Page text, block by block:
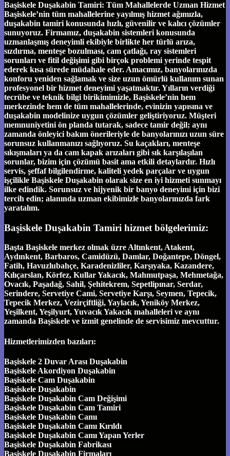
Başiskele Duşakabin Tamiri: Tüm Mahallelerde Uzman Hizmet
Başiskele’nin tüm mahallelerine yayılmış hizmet ağımızla,
duşakabin tamiri konusunda hızlı, güvenilir ve kalıcı çözümler
sunuyoruz. Firmamız, duşakabin sistemleri konusunda
uzmanlaşmış deneyimli ekibiyle birlikte her türlü arıza,
sızdırma, menteşe bozulması, cam çatlağı, ray sistemleri
sorunları ve fitil değişimi gibi birçok problemi yerinde tespit
ederek kısa sürede müdahale eder. Amacımız, banyolarınızda
konforu yeniden sağlamak ve size uzun ömürlü kullanım sunan
profesyonel bir hizmet deneyimi yaşatmaktır. Yılların verdiği
tecrübe ve teknik bilgi birikimimizle, Başiskele’nin hem
merkezinde hem de tüm mahallelerinde, evinizin yapısına ve
duşakabin modelinize uygun çözümler geliştiriyoruz. Müşteri
memnuniyetini ön planda tutarak, sadece tamir değil; aynı
zamanda önleyici bakım önerileriyle de banyolarınızı uzun süre
sorunsuz kullanmanızı sağlıyoruz. Su kaçakları, menteşe
sıkışmaları ya da cam kapak arızaları gibi sık karşılaşılan
sorunlar, bizim için çözümü basit ama etkili detaylardır. Hızlı
servis, şeffaf bilgilendirme, kaliteli yedek parçalar ve uygun
işçilikle Başiskele Duşakabin olarak size en iyi hizmeti sunmayı
ilke edindik. Sorunsuz ve hijyenik bir banyo deneyimi için bizi
tercih edin; alanında uzman ekibimizle banyolarınızda fark
yaratalım.
Başiskele Duşakabin Tamiri hizmet bölgelerimiz:
Başta Başiskele merkez olmak üzre Altınkent, Atakent,
Aydınkent, Barbaros, Camidüzü, Damlar, Doğantepe, Döngel,
Fatih, Havuzlubahçe, Karadenizliler, Karşıyaka, Kazandere,
Kılıçarslan, Körfez, Kullar Yakacık, Mahmutpaşa, Mehmetağa,
Ovacık, Paşadağ, Sahil, Şehitekrem, Sepetlipınar, Serdar,
Serindere, Servetiye Cami, Servetiye Karşı, Seymen, Tepecik,
Tepecik Merkez, Vezirçiftliği, Yaylacık, Yeniköy Merkez,
Yeşilkent, Yeşilyurt, Yuvacık Yakacık mahalleleri ve aynı
zamanda Başiskele ve izmit genelinde de servisimiz mevcuttur.
Hizmetlerimizden bazıları:
Başiskele 2 Duvar Arası Duşakabin
Başiskele Akordiyon Duşakabin
Başiskele Cam Duşakabin
Başiskele Duşakabin
Başiskele Duşakabin Cam Değişimi
Başiskele Duşakabin Cam Tamiri
Başiskele Duşakabin Camı
Başiskele Duşakabin Camı Kırıldı
Başiskele Duşakabin Camı Yapan Yerler
Başiskele Duşakabin Fabrikası
Başiskele Duşakabin Firmaları